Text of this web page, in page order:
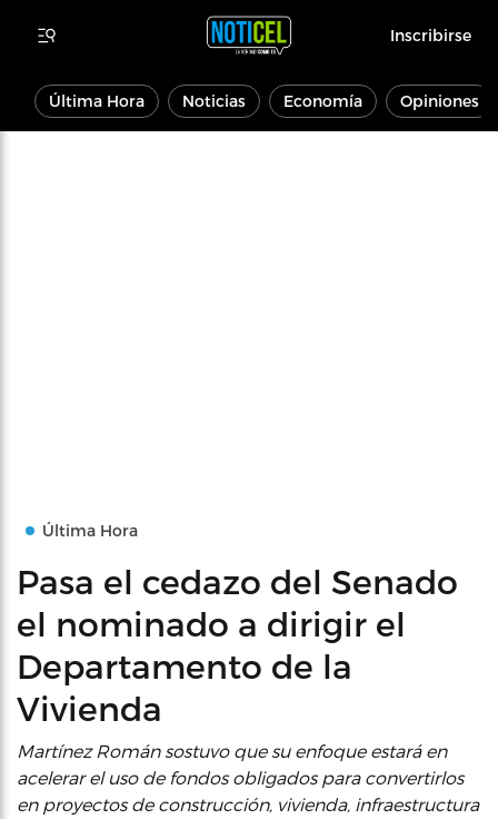
Inscribirse
Última Hora Noticias Economía Opiniones
Última Hora
Pasa el cedazo del Senado
el nominado a dirigir el
Departamento de la
Vivienda
Martínez Román sostuvo que su enfoque estará en
acelerar el uso de fondos obligados para convertirlos
en proyectos de construcción, vivienda, infraestructura